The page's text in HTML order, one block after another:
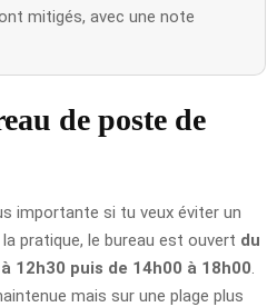
mitigés, avec une note
de poste de
importante si tu veux éviter un
pratique, le bureau est ouvert du
12h30 puis de 14h00 à 18h00
mais sur une plage plus